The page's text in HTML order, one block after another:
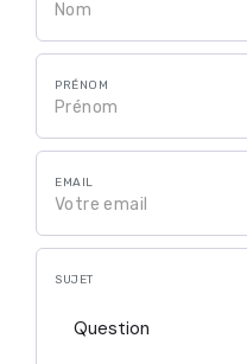
PRÉNOM
EMAIL
SUJET
Question